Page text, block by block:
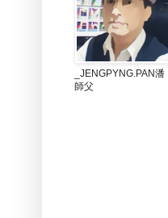
_JENGPYNG.PAN潘
師父